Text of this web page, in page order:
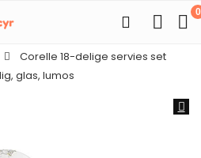
0
Corelle 18-delige servies set
glas, lumos